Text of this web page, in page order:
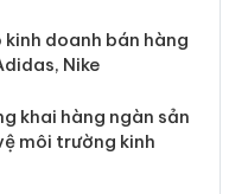
hộ kinh doanh bán
hiệu Adidas, Nike